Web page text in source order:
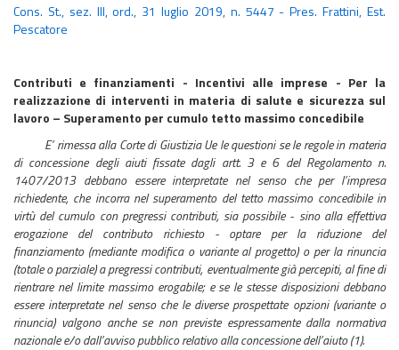
Cons. St., sez. III, ord., 31 luglio 2019, n. 5447 - Pres. Frattini, Est.
Pescatore
Contributi e finanziamenti - Incentivi alle imprese - Per la
realizzazione di interventi in materia di salute e sicurezza sul
lavoro – Superamento per cumulo tetto massimo concedibile
E’ rimessa alla Corte di Giustizia Ue le questioni se le regole in materia
di concessione degli aiuti fissate dagli artt. 3 e 6 del Regolamento n.
1407/2013 debbano essere interpretate nel senso che per l’impresa
richiedente, che incorra nel superamento del tetto massimo concedibile in
virtù del cumulo con pregressi contributi, sia possibile - sino alla effettiva
erogazione del contributo richiesto - optare per la riduzione del
finanziamento (mediante modifica o variante al progetto) o per la rinuncia
(totale o parziale) a pregressi contributi, eventualmente già percepiti, al fine di
rientrare nel limite massimo erogabile; e se le stesse disposizioni debbano
essere interpretate nel senso che le diverse prospettate opzioni (variante o
rinuncia) valgono anche se non previste espressamente dalla normativa
nazionale e/o dall’avviso pubblico relativo alla concessione dell’aiuto (1).